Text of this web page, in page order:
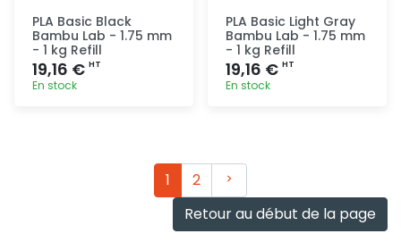
PLA Basic Black
Bambu Lab - 1.75 mm
- 1 kg Refill
19,16 € HT
En stock
PLA Basic Light Gray
Bambu Lab - 1.75 mm
- 1 kg Refill
19,16 € HT
En stock
1 2
Suivant
Retour au début de la page